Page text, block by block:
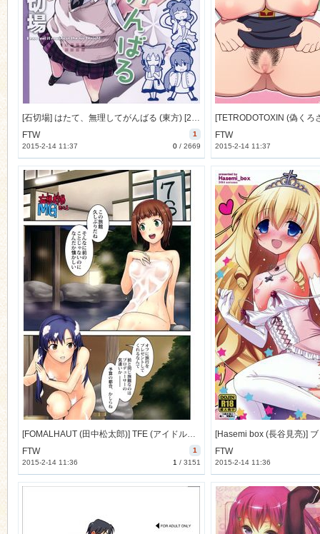
[石切場] はたて、無理してがんばる (東方) [25M]
1
FTW
0/ 2669
2015-2-14 11:37
FTW
2015-2-14 11:37
[FOMALHAUT (田中松太郎)] TFE (アイドルマスター) [10M]
1
FTW
1 / 3151
2015-2-14 11:36
FTW
2015-2-14 11:36